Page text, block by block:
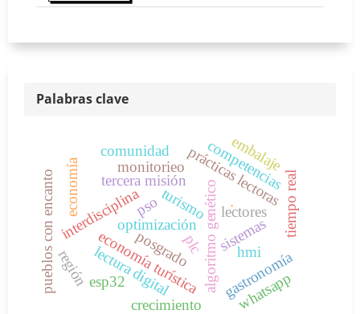
Palabras clave
.
optimización
pso algoritmo genético
economía turística
interdisciplina
posgrado sistemas
tercera misión
lectura digital
prácticas lectoras
competencias
lectores
monitorieo
tiempo real
esp32 gastronomía
región
comunidad
economía turismo
crecimiento
embalaje
hmi
plc
whatsapp
pueblos con encanto